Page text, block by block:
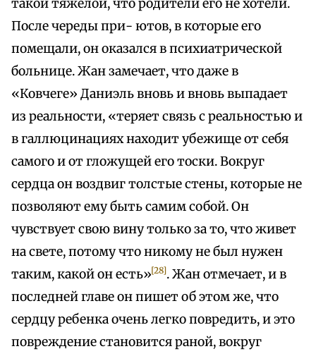
такой тяжелой, что родители его не хотели.
После череды при- ютов, в которые его
помещали, он оказался в психиатрической
больнице. Жан замечает, что даже в
«Ковчеге» Даниэль вновь и вновь выпадает
из реальности, «теряет связь с реальностью и
в галлюцинациях находит убежище от себя
самого и от гложущей его тоски. Вокруг
сердца он воздвиг толстые стены, которые не
позволяют ему быть самим собой. Он
чувствует свою вину только за то, что живет
на свете, потому что никому не был нужен
таким, какой он есть»[28]. Жан отмечает, и в
последней главе он пишет об этом же, что
сердцу ребенка очень легко повредить, и это
повреждение становится раной, вокруг